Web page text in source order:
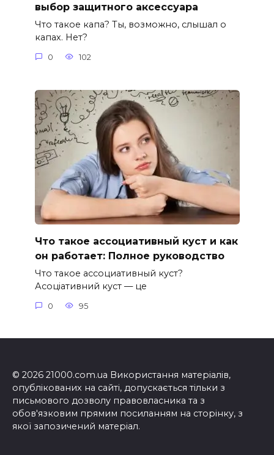
выбор защитного аксессуара
Что такое капа? Ты, возможно, слышал о
капах. Нет?
0 102
Что такое ассоциативный куст и как
он работает: Полное руководство
Что такое ассоциативный куст?
Асоціативний куст — це
0 95
© 2026 21000.com.ua Використання матеріалів,
опублікованих на сайті, допускається тільки з
письмового дозволу правовласника та з
обов'язковим прямим посиланням на сторінку, з
якої запозичений матеріал.